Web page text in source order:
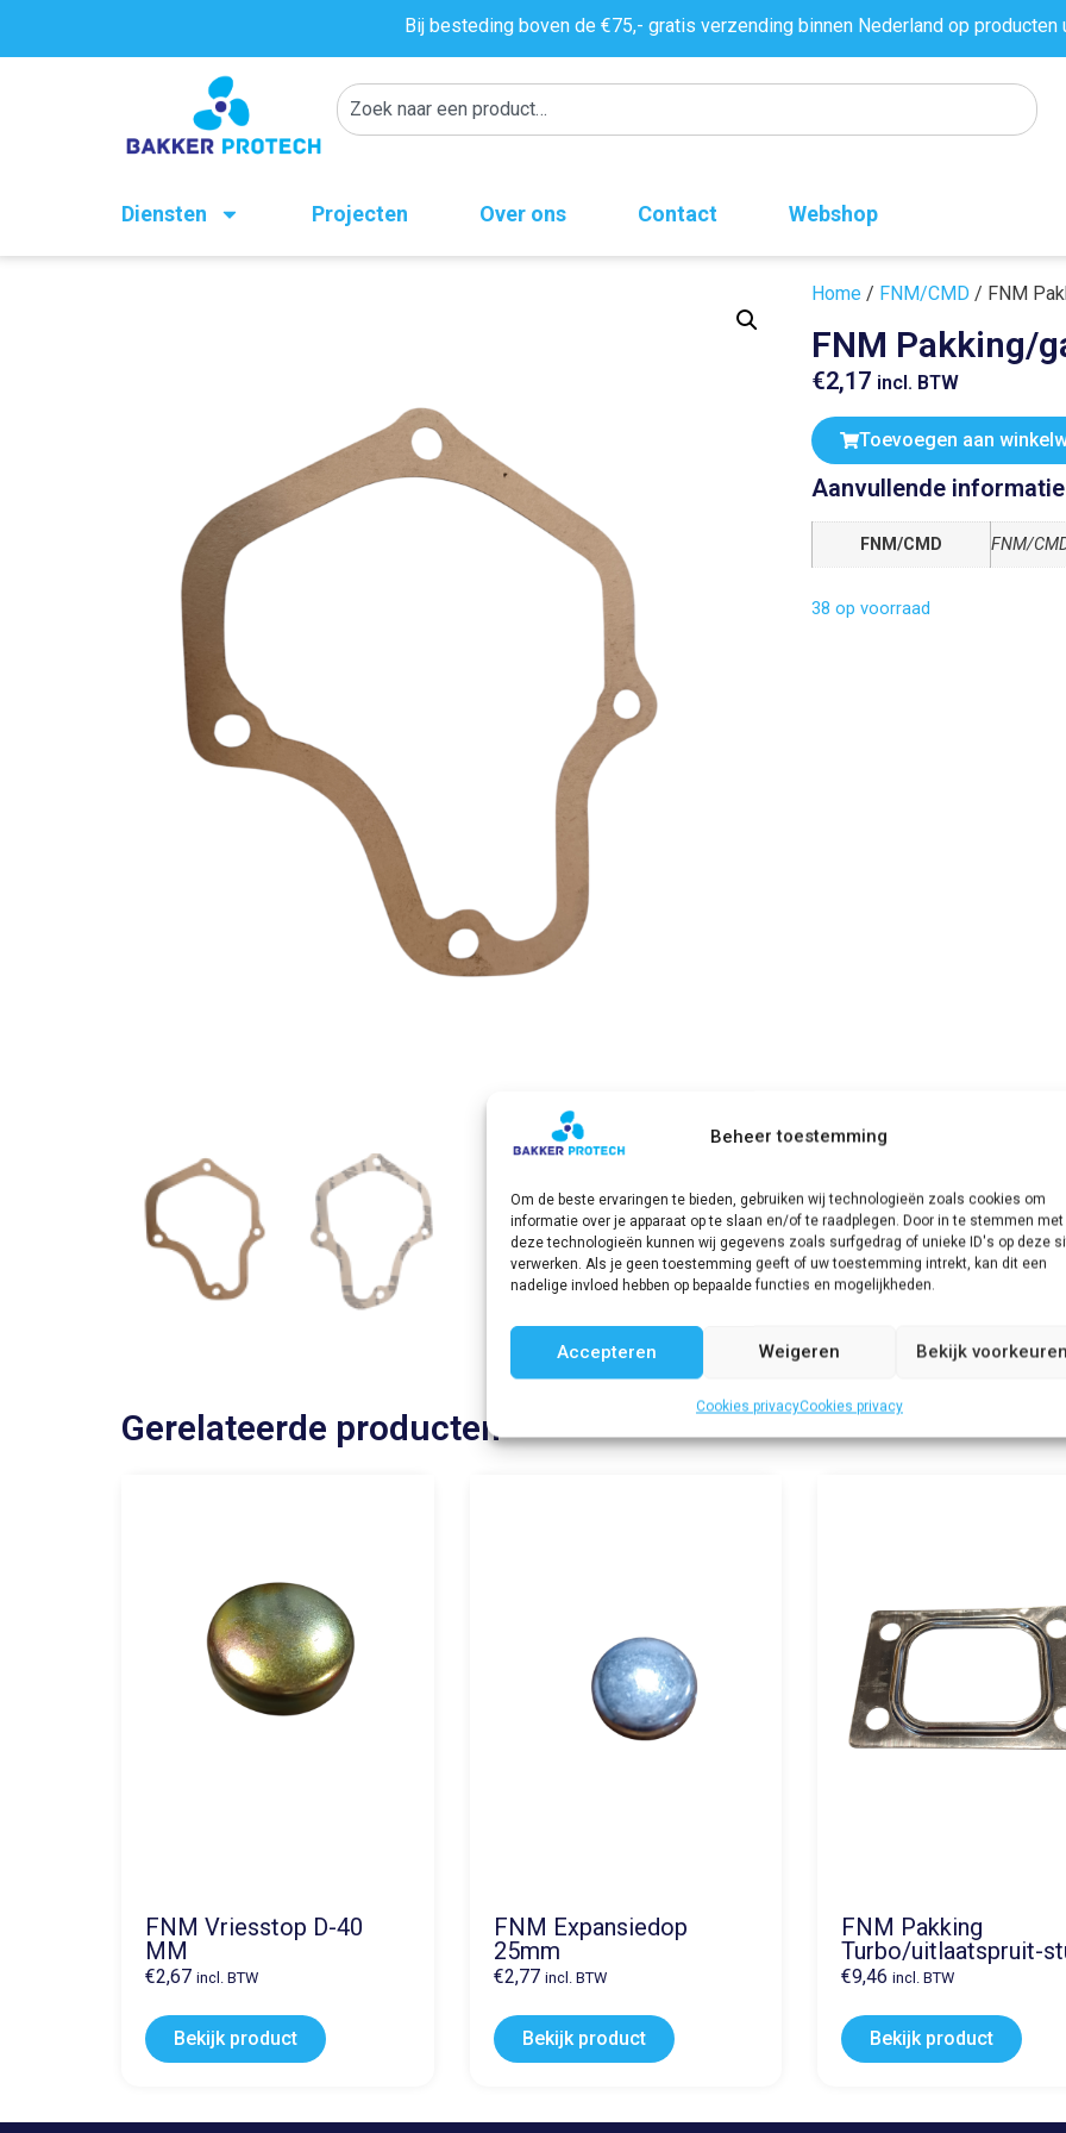
Beheer toestemming
Om de beste ervaringen te bieden, gebruiken wij technologieën zoals cookies om
informatie over je apparaat op te slaan en/of te raadplegen. Door in te stemmen met
deze technologieën kunnen wij gegevens zoals surfgedrag of unieke ID's op deze
verwerken. Als je geen toestemming geeft of uw toestemming intrekt, kan dit een
nadelige invloed hebben op bepaalde functies en mogelijkheden.
Accepteren Weigeren Bekijk
Cookies privacyCookies privacy
Bij besteding boven de €75,- gratis verzending binnen Nederland op
Diensten Projecten Over ons Contact Webshop
Home / FNM/CMD / FNM
FNM Pakking/
€2,17 incl. BTW
Toevoegen aan
Aanvullende informatie
FNM/CMD FNM/
38 op voorraad
Gerelateerde producten
FNM Vriesstop D-40
MM
€2,67 incl. BTW
Bekijk product
FNM Expansiedop
25mm
€2,77 incl. BTW
Bekijk product
FNM Pakking
Turbo/uitlaatspruit-
€9,46 incl. BTW
Bekijk product